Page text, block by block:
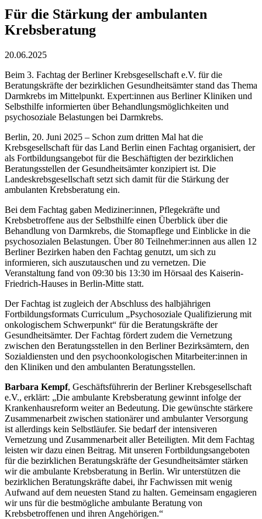
Für die Stärkung der ambulanten
Krebsberatung
20.06.2025
Beim 3. Fachtag der Berliner Krebsgesellschaft e.V. für die
Beratungskräfte der bezirklichen Gesundheitsämter stand das Thema
Darmkrebs im Mittelpunkt. Expert:innen aus Berliner Kliniken und
Selbsthilfe informierten über Behandlungsmöglichkeiten und
psychosoziale Belastungen bei Darmkrebs.
Berlin, 20. Juni 2025 – Schon zum dritten Mal hat die
Krebsgesellschaft für das Land Berlin einen Fachtag organisiert, der
als Fortbildungsangebot für die Beschäftigten der bezirklichen
Beratungsstellen der Gesundheitsämter konzipiert ist. Die
Landeskrebsgesellschaft setzt sich damit für die Stärkung der
ambulanten Krebsberatung ein.
Bei dem Fachtag gaben Mediziner:innen, Pflegekräfte und
Krebsbetroffene aus der Selbsthilfe einen Überblick über die
Behandlung von Darmkrebs, die Stomapflege und Einblicke in die
psychosozialen Belastungen. Über 80 Teilnehmer:innen aus allen 12
Berliner Bezirken haben den Fachtag genutzt, um sich zu
informieren, sich auszutauschen und zu vernetzen. Die
Veranstaltung fand von 09:30 bis 13:30 im Hörsaal des Kaiserin-
Friedrich-Hauses in Berlin-Mitte statt.
Der Fachtag ist zugleich der Abschluss des halbjährigen
Fortbildungsformats Curriculum „Psychosoziale Qualifizierung mit
onkologischem Schwerpunkt“ für die Beratungskräfte der
Gesundheitsämter. Der Fachtag fördert zudem die Vernetzung
zwischen den Beratungsstellen in den Berliner Bezirksämtern, den
Sozialdiensten und den psychoonkologischen Mitarbeiter:innen in
den Kliniken und den ambulanten Beratungsstellen.
Barbara Kempf, Geschäftsführerin der Berliner Krebsgesellschaft
e.V., erklärt: „Die ambulante Krebsberatung gewinnt infolge der
Krankenhausreform weiter an Bedeutung. Die gewünschte stärkere
Zusammenarbeit zwischen stationärer und ambulanter Versorgung
ist allerdings kein Selbstläufer. Sie bedarf der intensiveren
Vernetzung und Zusammenarbeit aller Beteiligten. Mit dem Fachtag
leisten wir dazu einen Beitrag. Mit unseren Fortbildungsangeboten
für die bezirklichen Beratungskräfte der Gesundheitsämter stärken
wir die ambulante Krebsberatung in Berlin. Wir unterstützen die
bezirklichen Beratungskräfte dabei, ihr Fachwissen mit wenig
Aufwand auf dem neuesten Stand zu halten. Gemeinsam engagieren
wir uns für die bestmögliche ambulante Beratung von
Krebsbetroffenen und ihren Angehörigen.“